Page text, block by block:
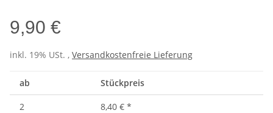
9,90 €
inkl. 19% USt. , Versandkostenfreie Lieferung
ab Stückpreis
2 8,40 € *